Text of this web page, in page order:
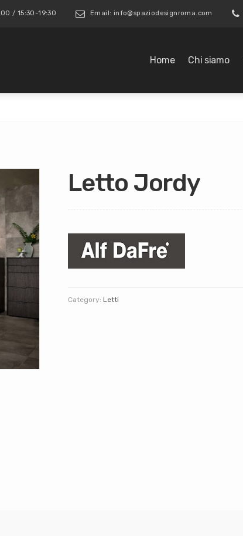
/ 15:30-19:30 Email: info@spaziodesignroma.com
Home Chi siamo
Letto Jordy
Category: Letti